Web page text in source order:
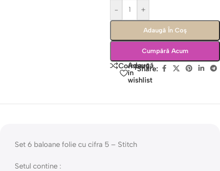
- +
Adaugă În Coș
Cumpără Acum
Compară
Adaugă
în
wishlist
Share:
Set 6 baloane folie cu cifra 5 – Stitch
Setul contine :